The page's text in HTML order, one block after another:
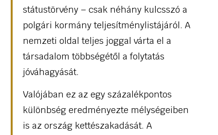
státustörvény – csak néhány kulcsszó a
polgári kormány teljesítménylistájáról. A
nemzeti oldal teljes joggal várta el a
társadalom többségétől a folytatás
jóváhagyását.
Valójában ez az egy százalékpontos
különbség eredményezte mélységeiben
is az ország kettészakadását. A